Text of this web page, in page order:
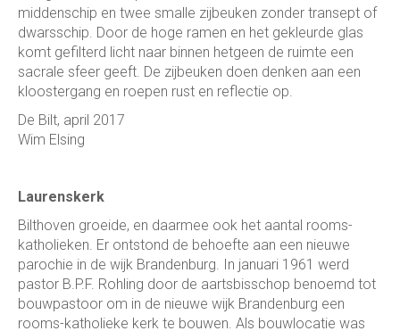
middenschip en twee smalle zijbeuken zonder transept of
dwarsschip. Door de hoge ramen en het gekleurde glas
komt gefilterd licht naar binnen hetgeen de ruimte een
sacrale sfeer geeft. De zijbeuken doen denken aan een
kloostergang en roepen rust en reflectie op.
De Bilt, april 2017
Wim Elsing
Laurenskerk
Bilthoven groeide, en daarmee ook het aantal rooms-
katholieken. Er ontstond de behoefte aan een nieuwe
parochie in de wijk Brandenburg. In januari 1961 werd
pastor B.P.F. Rohling door de aartsbisschop benoemd tot
bouwpastoor om in de nieuwe wijk Brandenburg een
rooms-katholieke kerk te bouwen. Als bouwlocatie was